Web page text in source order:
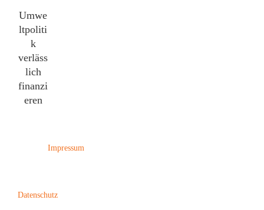
Umwe
ltpoliti
k
verläss
lich
finanzi
eren
Impressum
Datenschutz